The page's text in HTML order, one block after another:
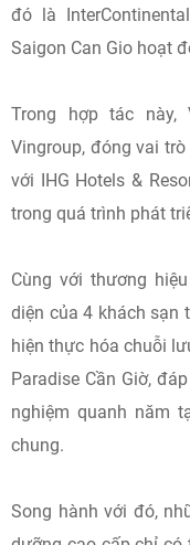
đó là
Saigon Can Gio hoạt
Trong hợp tác
Vingroup, đóng vai
với IHG Hotels &
trong quá trình phát
Cùng với thương
diện của 4 khách sạn
hiện thực hóa chuỗi
Paradise Cần Giờ,
nghiệm quanh năm
chung.
Song hành với đó,